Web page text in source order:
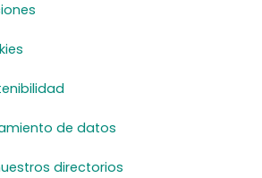
de datos
directorios